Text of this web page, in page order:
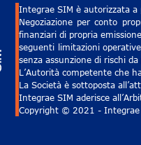
Integrae SIM è autorizzata
Negoziazione per conto
finanziari di propria
seguenti limitazioni
senza assunzione di rischi
L’Autorità competente che
La Società è sottoposta
Integrae SIM aderisce
Copyright © 2021 - Integrae